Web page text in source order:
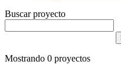
Buscar proyecto
Mostrando 0 proyectos